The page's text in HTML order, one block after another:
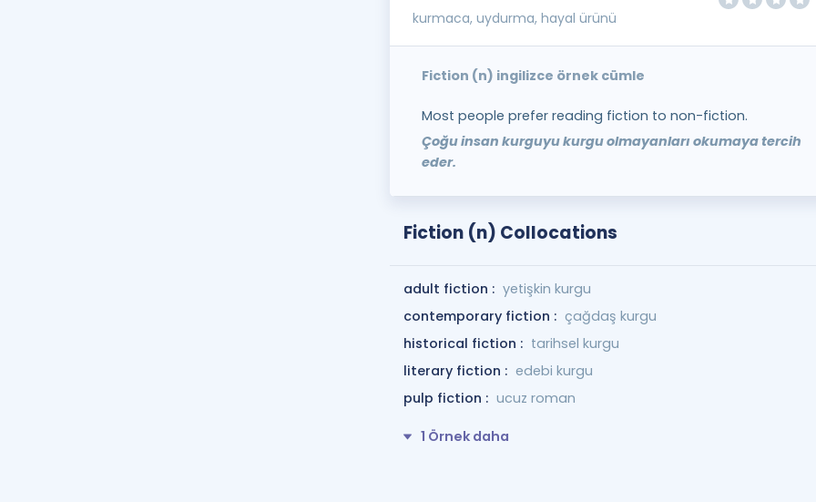
kurmaca, uydurma, hayal ürünü
Fiction (n) ingilizce örnek cümle
Most people prefer reading fiction to non-fiction.
Çoğu insan kurguyu kurgu olmayanları okumaya tercih
eder.
Fiction (n) Collocations
adult fiction : yetişkin kurgu
contemporary fiction : çağdaş kurgu
historical fiction : tarihsel kurgu
literary fiction : edebi kurgu
pulp fiction : ucuz roman
1 Örnek daha